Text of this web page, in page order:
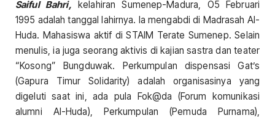
Saiful Bahri, kelahiran Sumenep-Madura, O5 Februari
1995 adalah tanggal lahirnya. Ia mengabdi di Madrasah Al-
Huda. Mahasiswa aktif di STAIM Terate Sumenep. Selain
menulis, ia juga seorang aktivis di kajian sastra dan teater
“Kosong” Bungduwak. Perkumpulan dispensasi Gat’s
(Gapura Timur Solidarity) adalah organisasinya yang
digeluti saat ini, ada pula Fok@da (Forum komunikasi
alumni Al-Huda), Perkumpulan (Pemuda Purnama),